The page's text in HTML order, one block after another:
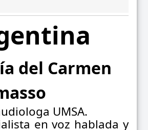
del Carmen
UMSA.
en voz hablada y